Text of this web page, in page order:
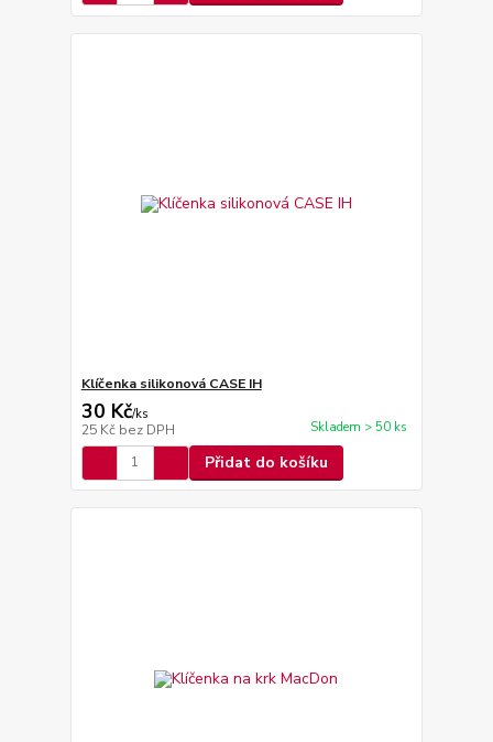
Klíčenka silikonová CASE IH
30 Kč/ks
25 Kč bez DPH Skladem > 50 ks
Přidat do košíku